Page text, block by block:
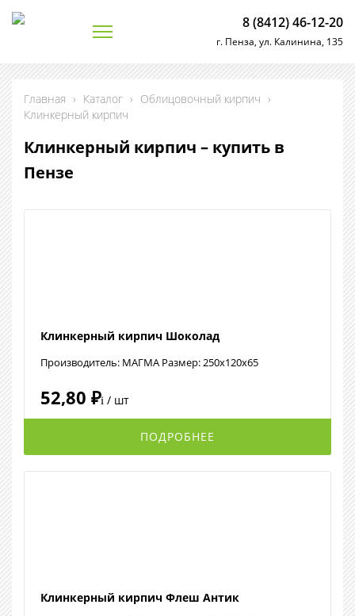
8 (8412) 46-12-20
г. Пенза, ул. Калинина, 135
Главная › Каталог › Облицовочный кирпич ›
Клинкерный кирпич
Клинкерный кирпич – купить в
Пензе
Клинкерный кирпич Шоколад
Производитель: МАГМА Размер: 250x120x65
52,80 ₽i / шт
ПОДРОБНЕЕ
Клинкерный кирпич Флеш Антик